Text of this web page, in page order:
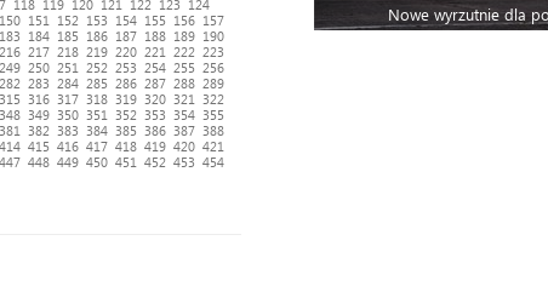
118 119 120 121 122 123
124
150 151 152 153 154 155 156 157
183 184 185 186 187 188 189 190
216 217 218 219 220 221 222
223
249 250 251 252 253 254 255
256
282 283 284 285 286 287 288 289
315 316 317 318 319 320 321
322
348 349 350 351 352 353 354 355
381 382 383 384 385 386 387 388
414 415 416 417 418 419 420 421
447 448 449 450 451 452 453 454
Nowe wyrzutnie dla